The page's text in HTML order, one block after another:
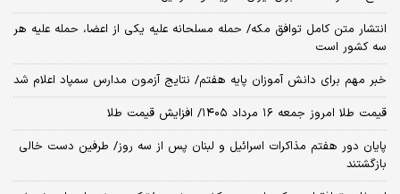
انتشار متن کامل توافق مکه/ حمله مسلحانه علیه یکی از اعضا، حمله علیه هر
سه کشور است
خبر مهم برای دانش آموزان پایه هفتم/ نتایج آزمون مدارس سمپاد اعلام شد
قیمت طلا امروز جمعه ۱۶ مرداد ۱۴۰۵/ افزایش قیمت طلا
پایان دور هفتم مذاکرات اسرائیل و لبنان پس از سه روز/ طرفین دست خالی
بازگشتند